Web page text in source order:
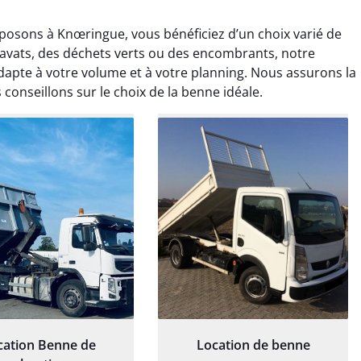
à Knœringue, vous bénéficiez d’un choix varié de
des déchets verts ou des encombrants, notre
à votre volume et à votre planning. Nous assurons la
sur le choix de la benne idéale.
Benne de
Location de benne
Bonnet
21 juin 2024
de terrassement
à Var était
L'équipe a
manière efficace
laissant
impeccable et
notre nouveau
paysager.
Elisa Barreau
6 avril 2025
Parfait pour évacuer les
gravats de mon chantier.
Service rapide et efficace. Je
recommande sans
hésitation.